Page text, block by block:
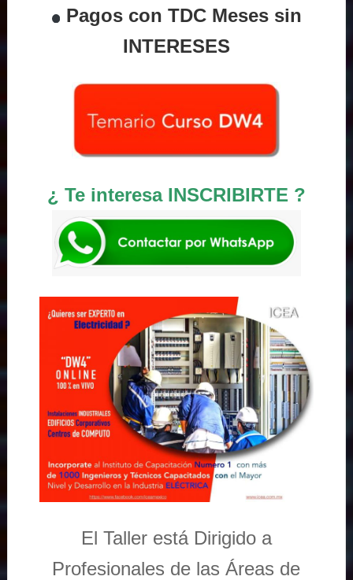
Pagos con TDC Meses sin
INTERESES
¿ Te interesa INSCRIBIRTE ?
El Taller está Dirigido a
Profesionales de las Áreas de